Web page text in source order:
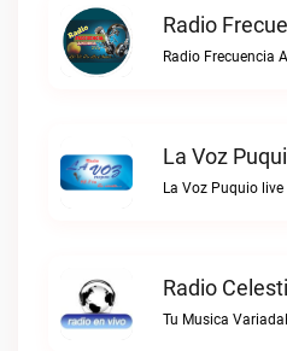
Radio
Radio Frecuencia
La Voz
La Voz Puquio live
Radio
Tu Musica